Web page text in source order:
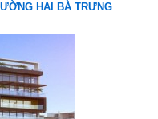
HAI BÀ TRƯNG